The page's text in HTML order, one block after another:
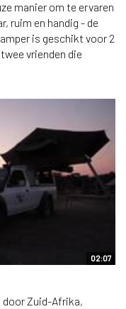
manier om te ervaren
ruim en handig - de
is geschikt voor 2
vrienden die
02:07
door Zuid-Afrika,